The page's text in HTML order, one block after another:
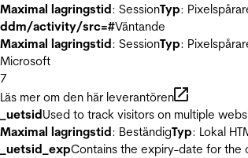
Maximal lagringstid: SessionTyp:
ddm/activity/src=#Väntande
Maximal lagringstid: SessionTyp:
Microsoft
7
Läs mer om den här leverantören
_uetsidUsed to track visitors on multiple
Maximal lagringstid: BeständigTyp: Lokal
_uetsid_expContains the expiry-date for the